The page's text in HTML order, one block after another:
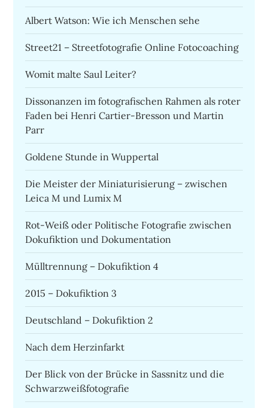
Albert Watson: Wie ich Menschen sehe
Street21 – Streetfotografie Online Fotocoaching
Womit malte Saul Leiter?
Dissonanzen im fotografischen Rahmen als roter
Faden bei Henri Cartier-Bresson und Martin
Parr
Goldene Stunde in Wuppertal
Die Meister der Miniaturisierung – zwischen
Leica M und Lumix M
Rot-Weiß oder Politische Fotografie zwischen
Dokufiktion und Dokumentation
Mülltrennung – Dokufiktion 4
2015 – Dokufiktion 3
Deutschland – Dokufiktion 2
Nach dem Herzinfarkt
Der Blick von der Brücke in Sassnitz und die
Schwarzweißfotografie